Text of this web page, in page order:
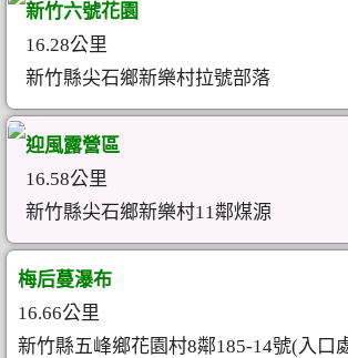
新竹六號花園
16.28公里
新竹縣尖石鄉新樂村拉號部落
迎風露營區
16.58公里
新竹縣尖石鄉新樂村11鄰煤源
梅后蔓瀑布
16.66公里
新竹縣五峰鄉花園村8鄰185-14號(入口